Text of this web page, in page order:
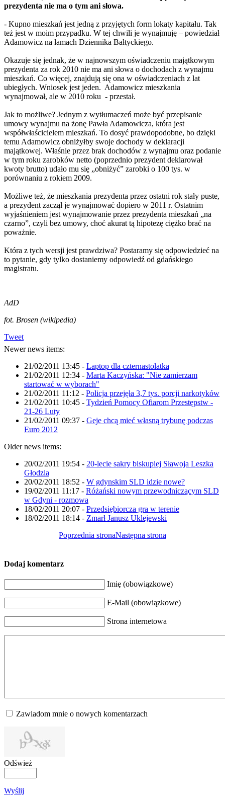
prezydenta nie ma o tym ani słowa.
- Kupno mieszkań jest jedną z przyjętych form lokaty kapitału. Tak
też jest w moim przypadku. W tej chwili je wynajmuję – powiedział
Adamowicz na łamach Dziennika Bałtyckiego.
Okazuje się jednak, że w najnowszym oświadczeniu majątkowym
prezydenta za rok 2010 nie ma ani słowa o dochodach z wynajmu
mieszkań. Co więcej, znajdują się ona w oświadczeniach z lat
ubiegłych. Wniosek jest jeden. Adamowicz mieszkania
wynajmował, ale w 2010 roku - przestał.
Jak to możliwe? Jednym z wytłumaczeń może być przepisanie
umowy wynajmu na żonę Pawła Adamowicza, która jest
współwłaścicielem mieszkań. To dosyć prawdopodobne, bo dzięki
temu Adamowicz obniżyłby swoje dochody w deklaracji
majątkowej. Właśnie przez brak dochodów z wynajmu oraz podanie
w tym roku zarobków netto (poprzednio prezydent deklarował
kwoty brutto) udało mu się „obniżyć” zarobki o 100 tys. w
porównaniu z rokiem 2009.
Możliwe też, że mieszkania prezydenta przez ostatni rok stały puste,
a prezydent zaczął je wynajmować dopiero w 2011 r. Ostatnim
wyjaśnieniem jest wynajmowanie przez prezydenta mieszkań „na
czarno”, czyli bez umowy, choć akurat tą hipotezę ciężko brać na
poważnie.
Która z tych wersji jest prawdziwa? Postaramy się odpowiedzieć na
to pytanie, gdy tylko dostaniemy odpowiedź od gdańskiego
magistratu.
AdD
fot. Brosen (wikipedia)
Tweet
Newer news items:
21/02/2011 13:45 - Laptop dla czternastolatka
21/02/2011 12:34 - Marta Kaczyńska: "Nie zamierzam
startować w wyborach"
21/02/2011 11:12 - Policja przejęła 3,7 tys. porcji narkotyków
21/02/2011 10:45 - Tydzień Pomocy Ofiarom Przestępstw -
21-26 Luty
21/02/2011 09:37 - Geje chcą mieć własną trybunę podczas
Euro 2012
Older news items:
20/02/2011 19:54 - 20-lecie sakry biskupiej Sławoja Leszka
Głodzia
20/02/2011 18:52 - W gdynskim SLD idzie nowe?
19/02/2011 11:17 - Różański nowym przewodniczącym SLD
w Gdyni - rozmowa
18/02/2011 20:07 - Przedsiębiorcza gra w terenie
18/02/2011 18:14 - Zmarł Janusz Uklejewski
Poprzednia stronaNastępna strona
Dodaj komentarz
Imię (obowiązkowe)
E-Mail (obowiązkowe)
Strona internetowa
Zawiadom mnie o nowych komentarzach
Odśwież
Wyślij